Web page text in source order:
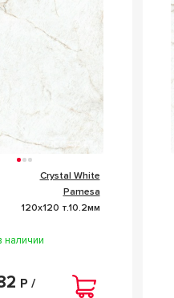
Crystal White
Pamesa
120x120 т.10.2мм
наличии
Р /